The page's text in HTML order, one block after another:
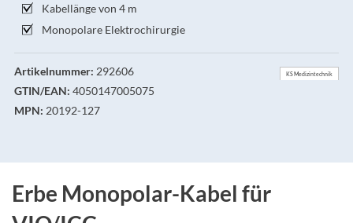
Kabellänge von 4 m
Monopolare Elektrochirurgie
Artikelnummer: 292606
GTIN/EAN: 4050147005075
MPN: 20192-127
KS Medizintechnik
Erbe Monopolar-Kabel für